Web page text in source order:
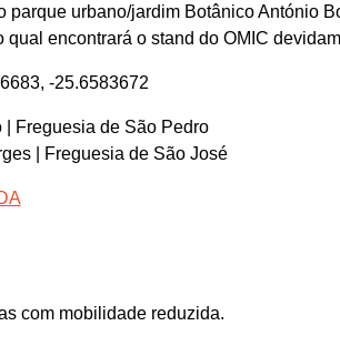
parque urbano/jardim Botânico António
encontrará o stand do OMIC
-25.6583672
| Freguesia de São Pedro
| Freguesia de São José
com mobilidade reduzida.